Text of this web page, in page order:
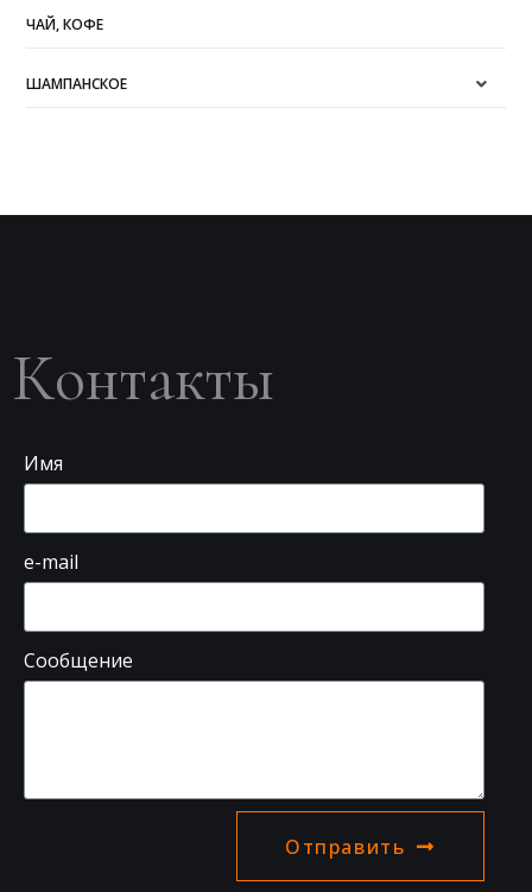
ЧАЙ, КОФЕ
ШАМПАНСКОЕ
Контакты
Имя
e-mail
Сообщение
Отправить